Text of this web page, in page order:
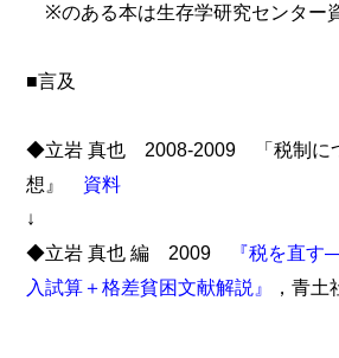
※のある本は生存学研究センター
■言及
◆立岩 真也 2008-2009 「税制に
想』 資料
↓
◆立岩 真也 編 2009
『税を直
入試算＋格差貧困文献解説』
，青